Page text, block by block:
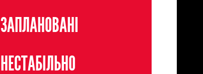
ЗАПЛАНОВАНІ
НЕСТАБІЛЬНО